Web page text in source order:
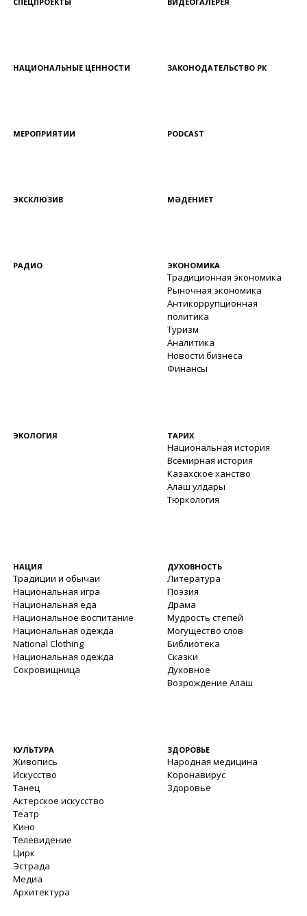
НАЦИОНАЛЬНЫЕ ЦЕННОСТИ ЗАКОНОДАТЕЛЬСТВО РК
МЕРОПРИЯТИИ PODCAST
ЭКСКЛЮЗИВ МӘДЕНИЕТ
РАДИО ЭКОНОМИКА
Традиционная экономика
Рыночная экономика
Антикоррупционная
политика
Туризм
Аналитика
Новости бизнеса
Финансы
ЭКОЛОГИЯ ТАРИХ
Национальная история
Всемирная история
Казахское ханство
Алаш улдары
Тюркология
НАЦИЯ
Традиции и обычаи
Национальная игра
Национальная еда
Национальное воспитание
Национальная одежда
National Clothing
Национальная одежда
Сокровищница
ДУХОВНОСТЬ
Литература
Поэзия
Драма
Мудрость степей
Могущество слов
Библиотека
Сказки
Духовное
Возрождение Алаш
КУЛЬТУРА
Живопись
Искусство
Танец
Актерское искусство
Театр
Кино
Телевидение
Цирк
Эстрада
Медиа
Архитектура
ЗДОРОВЬЕ
Народная медицина
Коронавирус
Здоровье